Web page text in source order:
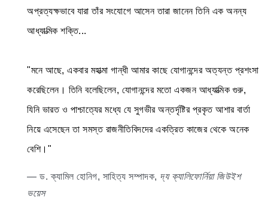
অপ্রত্যক্ষভাবে যারা তাঁর সংযোগে আসেন তারা জানেন তিনি এক অনন্য
আধ্যাত্মিক শক্তি...
"মনে আছে, একবার মহাত্মা গান্ধী আমার কাছে যোগানন্দের অত্যন্ত প্রশংসা
করেছিলেন। তিনি বলেছিলেন, যোগানন্দের মতো একজন আধ্যাত্মিক গুরু,
যিনি ভারত ও পাশ্চাত্যের মধ্যে যে সুগভীর অন্তর্দৃষ্টির প্রকৃত আশার বার্তা
নিয়ে এসেছেন তা সমস্ত রাজনীতিবিদদের একত্রিত কাজের থেকে অনেক
বেশি।"
— ড. ক্যামিল হোনিগ, সাহিত্য সম্পাদক, দ্য ক্যালিফোর্নিয়া জিউইশ
ভয়েস